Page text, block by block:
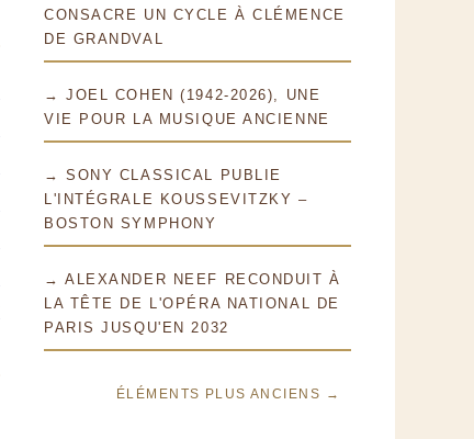
CONSACRE UN CYCLE À CLÉMENCE
DE GRANDVAL
→ JOEL COHEN (1942-2026), UNE
VIE POUR LA MUSIQUE ANCIENNE
→ SONY CLASSICAL PUBLIE
L'INTÉGRALE KOUSSEVITZKY –
BOSTON SYMPHONY
→ ALEXANDER NEEF RECONDUIT À
LA TÊTE DE L'OPÉRA NATIONAL DE
PARIS JUSQU'EN 2032
ÉLÉMENTS PLUS ANCIENS →